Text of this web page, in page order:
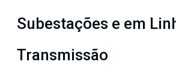
Subestações e em
Transmissão